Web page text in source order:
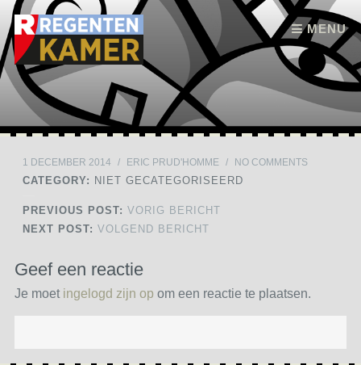
MENU
Skip to content
1 DECEMBER 2014 / ERIC PRUD'HOMME / NO COMMENTS
CATEGORY: NIET GECATEGORISEERD
PREVIOUS POST: VORIG BERICHT
NEXT POST: VOLGEND BERICHT
Geef een reactie
Je moet ingelogd zijn op om een reactie te plaatsen.